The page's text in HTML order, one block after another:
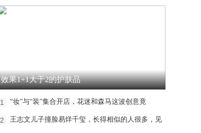
效果1+1大于2的护肤品
1 “妆”与“装”集合开店，花迷和森马这波创意竟
2 王志文儿子撞脸易烊千玺，长得相似的人很多，见